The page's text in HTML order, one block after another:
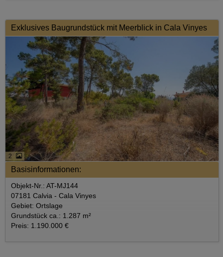
Exklusives Baugrundstück mit Meerblick in Cala Vinyes
2
Basisinformationen:
Objekt-Nr.: AT-MJ144
07181 Calvia - Cala Vinyes
Gebiet: Ortslage
Grundstück ca.: 1.287 m²
Preis: 1.190.000 €